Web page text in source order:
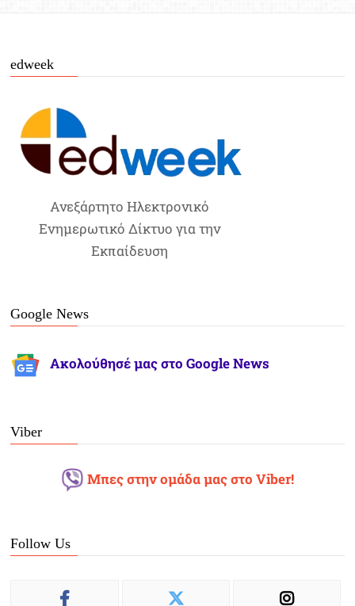
edweek
Ανεξάρτητο Ηλεκτρονικό
Ενημερωτικό Δίκτυο για την
Εκπαίδευση
Google News
Ακολούθησέ μας στο Google News
Viber
Μπες στην ομάδα μας στο Viber!
Follow Us